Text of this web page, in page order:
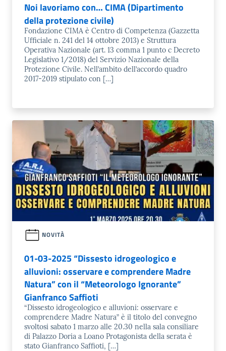
Noi lavoriamo con… CIMA (Dipartimento
della protezione civile)
Fondazione CIMA è Centro di Competenza (Gazzetta
Ufficiale n. 241 del 14 ottobre 2013) e Struttura
Operativa Nazionale (art. 13 comma 1 punto c Decreto
Legislativo 1/2018) del Servizio Nazionale della
Protezione Civile. Nell’ambito dell’accordo quadro
2017-2019 stipulato con […]
NOVITÀ
01-03-2025 “Dissesto idrogeologico e
alluvioni: osservare e comprendere Madre
Natura” con il “Meteorologo Ignorante”
Gianfranco Saffioti
“Dissesto idrogeologico e alluvioni: osservare e
comprendere Madre Natura” è il titolo del convegno
svoltosi sabato 1 marzo alle 20.30 nella sala consiliare
di Palazzo Doria a Loano Protagonista della serata è
stato Gianfranco Saffioti, […]